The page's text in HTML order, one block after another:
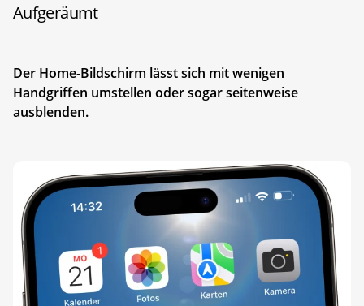
Aufgeräumt
Der Home-Bildschirm lässt sich mit wenigen
Handgriffen umstellen oder sogar seitenweise
ausblenden.